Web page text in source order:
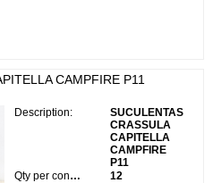
CAMPFIRE P11
Description:
SUCULENTAS
CRASSULA
CAPITELLA
CAMPFIRE
P11
Qty per container:
12